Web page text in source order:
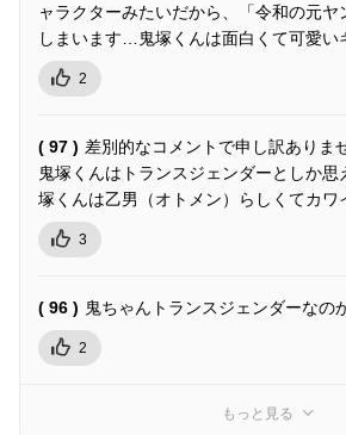
ャラクターみたいだから、「令和の元ヤ
しまいます…鬼塚くんは面白くて可愛い
2
( 97 ) 差別的なコメントで申し訳ありま
鬼塚くんはトランスジェンダーとしか
塚くんは乙男（オトメン）らしくてカワ
3
( 96 ) 鬼ちゃんトランスジェンダーなの
2
もっと見る